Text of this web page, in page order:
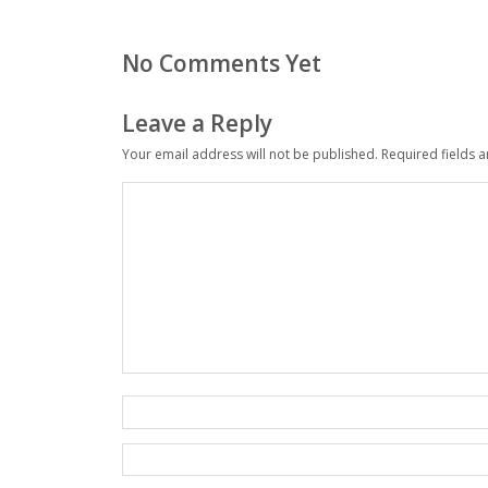
No Comments Yet
Leave a Reply
Your email address will not be published. Required fields